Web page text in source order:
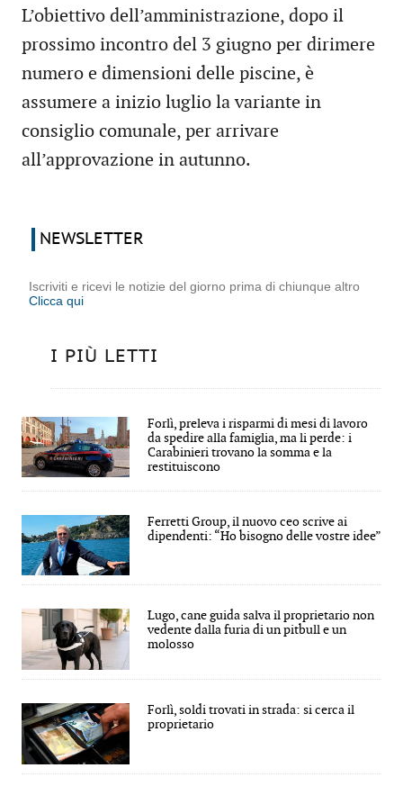
L’obiettivo dell’amministrazione, dopo il
prossimo incontro del 3 giugno per dirimere
numero e dimensioni delle piscine, è
assumere a inizio luglio la variante in
consiglio comunale, per arrivare
all’approvazione in autunno.
NEWSLETTER
Iscriviti e ricevi le notizie del giorno prima di chiunque altro
Clicca qui
I PIÙ LETTI
Forlì, preleva i risparmi di mesi di lavoro
da spedire alla famiglia, ma li perde: i
Carabinieri trovano la somma e la
restituiscono
Ferretti Group, il nuovo ceo scrive ai
dipendenti: “Ho bisogno delle vostre idee”
Lugo, cane guida salva il proprietario non
vedente dalla furia di un pitbull e un
molosso
Forlì, soldi trovati in strada: si cerca il
proprietario